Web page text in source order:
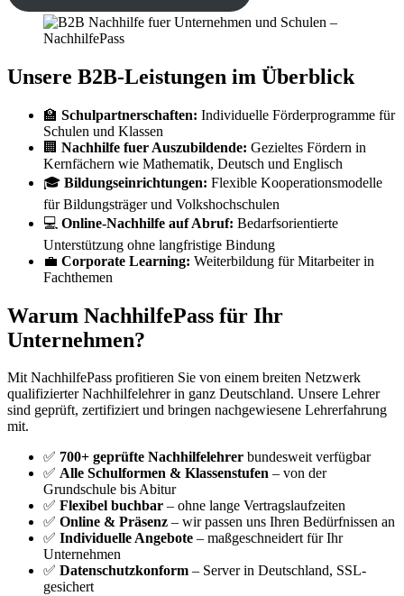
Unsere B2B-Leistungen im Überblick
🏫 Schulpartnerschaften: Individuelle Förderprogramme für
Schulen und Klassen
🏢 Nachhilfe fuer Auszubildende: Gezieltes Fördern in
Kernfächern wie Mathematik, Deutsch und Englisch
🎓 Bildungseinrichtungen: Flexible Kooperationsmodelle
für Bildungsträger und Volkshochschulen
💻 Online-Nachhilfe auf Abruf: Bedarfsorientierte
Unterstützung ohne langfristige Bindung
💼 Corporate Learning: Weiterbildung für Mitarbeiter in
Fachthemen
Warum NachhilfePass für Ihr
Unternehmen?
Mit NachhilfePass profitieren Sie von einem breiten Netzwerk
qualifizierter Nachhilfelehrer in ganz Deutschland. Unsere Lehrer
sind geprüft, zertifiziert und bringen nachgewiesene Lehrerfahrung
mit.
✅ 700+ geprüfte Nachhilfelehrer bundesweit verfügbar
✅ Alle Schulformen & Klassenstufen – von der
Grundschule bis Abitur
✅ Flexibel buchbar – ohne lange Vertragslaufzeiten
✅ Online & Präsenz – wir passen uns Ihren Bedürfnissen an
✅ Individuelle Angebote – maßgeschneidert für Ihr
Unternehmen
✅ Datenschutzkonform – Server in Deutschland, SSL-
gesichert